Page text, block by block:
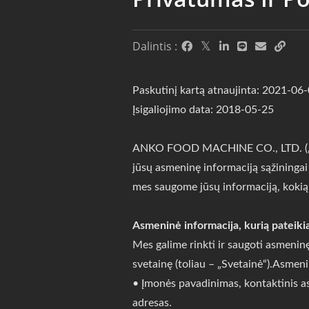
Dalintis :
Paskutinį kartą atnaujinta: 2021-
Įsigaliojimo data: 2018-05-25
ANKO FOOD MACHINE CO., LTD.
jūsų asmeninę informaciją
mes saugome jūsų informaciją,
Asmeninė informacija, kurią
Mes galime rinkti ir saugoti
svetainę (toliau –
• Įmonės pavadinimas, kontaktinis
adresas.